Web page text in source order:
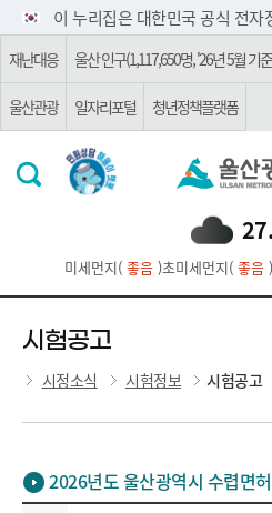
주요 메뉴로 건너뛰기
본문으로가기이 누리집은 대한민국 공식 전자
재난대응 울산 인구(1,117,650명, '26년 5월 기
울산관광 일자리포털 청년정책플랫폼
미세먼지( 좋음)초미세먼지( 좋음)
시험공고
시정소식 시험정보 시험공고
2026년도 울산광역시 수렵면